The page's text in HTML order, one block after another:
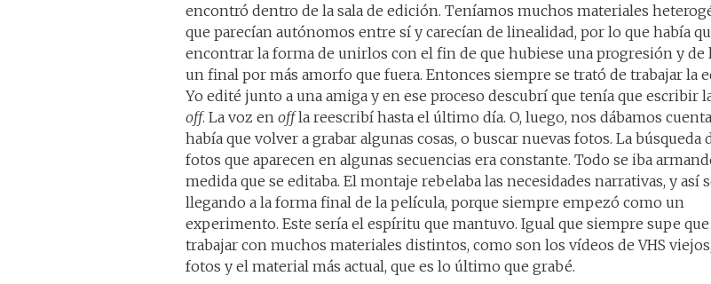
encontró dentro de la sala de edición. Teníamos muchos materiales
que parecían autónomos entre sí y carecían de linealidad, por lo que había
encontrar la forma de unirlos con el fin de que hubiese una progresión y de
un final por más amorfo que fuera. Entonces siempre se trató de trabajar la
Yo edité junto a una amiga y en ese proceso descubrí que tenía que escribir
off. La voz en offla reescribí hasta el último día. O, luego, nos dábamos
había que volver a grabar algunas cosas, o buscar nuevas fotos. La búsqueda
fotos que aparecen en algunas secuencias era constante. Todo se iba
medida que se editaba. El montaje rebelaba las necesidades narrativas, y así
llegando a la forma final de la película, porque siempre empezó como un
experimento. Este sería el espíritu que mantuvo. Igual que siempre supe
trabajar con muchos materiales distintos, como son los vídeos de VHS
fotos y el material más actual, que es lo último que grabé.